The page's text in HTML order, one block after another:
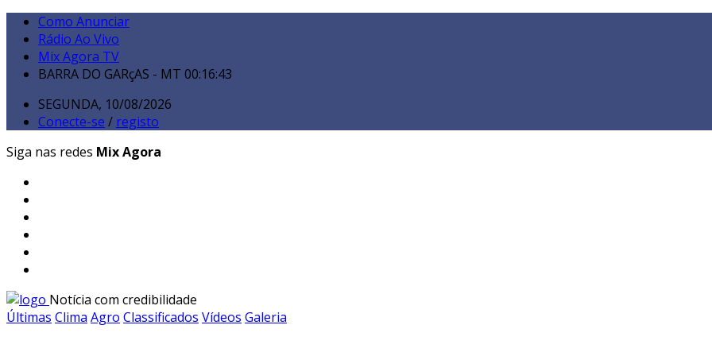
Como Anunciar
Rádio Ao Vivo
Mix Agora TV
BARRA DO GARçAS - MT 00:16:44
SEGUNDA, 10/08/2026
Conecte-se / registo
Siga nas redes Mix Agora
Notícia com credibilidade
Últimas Clima Agro Classificados Vídeos Galeria